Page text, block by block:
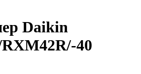
Daikin
40